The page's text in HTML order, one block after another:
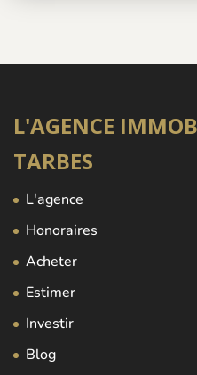
L'AGENCE
TARBES
L'agence
Honoraires
Acheter
Estimer
Investir
Blog